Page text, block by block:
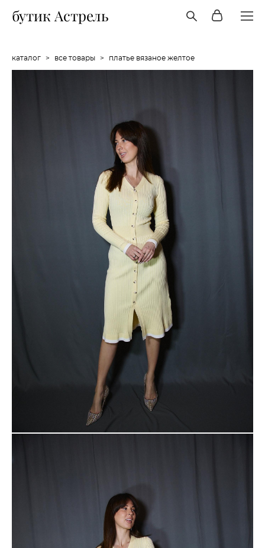
бутик Астрель
каталог > все товары > платье вязаное желтое